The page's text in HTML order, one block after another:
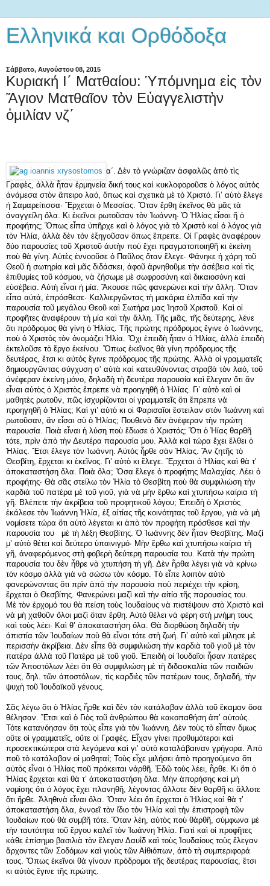
Ελληνικά και Ορθόδοξα
Σάββατο, Αυγούστου 08, 2015
Κυριακή Ι΄ Ματθαίου: Ὑπόμνημα εἰς τὸν
Ἅγιον Ματθαῖον τὸν Εὐαγγελιστὴν
ὁμιλίαν νζ΄
α΄. Δὲν τὸ γνώριζαν ἀσφαλῶς ἀπὸ τὶς
Γραφὲς, ἀλλὰ ἦταν ἑρμηνεία δική τους καὶ κυκλοφοροῦσε ὁ λόγος αὐτὸς
ἀνάμεσα στὸν ἄπειρο λαό, ὅπως καὶ σχετικὰ μὲ τὸ Χριστό. Γι’ αὐτὸ ἔλεγε
ἡ Σαμαρείτισσα· Ἔρχεται ὁ Μεσσίας. Ὅταν ἔρθη ἐκεῖνος θὰ μᾶς τὰ
ἀναγγείλη ὅλα. Κι ἐκεῖνοι ρωτοῦσαν τὸν Ἰωάννη· Ὁ Ἠλίας εἶσαι ἤ ὁ
προφήτης; Ὅπως εἶπα ὑπῆρχε καὶ ὁ λόγος γιὰ τὸ Χριστὸ καὶ ὁ λόγος γιὰ
τὸν Ἠλία, ἀλλὰ δὲν τὸν ἐξηγοῦσαν ὅπως ἔπρεπε. Οἱ Γραφὲς ἀναφέρουν
δύο παρουσίες τοῦ Χριστοῦ ἀυτὴν ποὺ ἔχει πραγματοποιηθῆ κι ἐκείνη
ποὺ θὰ γίνη. Αὐτὲς ἐννοοῦσε ὁ Παῦλος ὅταν ἔλεγε· Φάνηκε ἡ χάρη τοῦ
Θεοῦ ἡ σωτηρία καὶ μᾶς διδάσκει, ἀφοῦ ἀρνηθοῦμε τὴν ἀσέβεια καὶ τὶς
ἐπιθυμίες τοῦ κόσμου, νὰ ζήσωμε μὲ σωφροσύνη καὶ δικαιοσύνη καὶ
εὐσέβεια. Αὐτὴ εἶναι ἡ μία. Ἄκουσε πῶς φανερώνει καὶ τὴν ἄλλη. Ὅταν
εἶπα αὐτά, ἐπρόσθεσε· Καλλιεργῶντας τὴ μακάρια ἐλπίδα καὶ τὴν
παρουσία τοῦ μεγάλου Θεοῦ καὶ Σωτήρα μας Ἰησοῦ Χριστοῦ. Καὶ οἱ
προφῆτες ἀναφέρουν τὴ μία καὶ τὴν ἄλλη. Τῆς μιᾶς, τῆς δεύτερης, λένε
ὅτι πρόδρομος θὰ γίνη ὁ Ἠλίας. Τῆς πρώτης πρόδρομος ἔγινε ὁ Ἰωάννης,
ποὺ ὁ Χριστὸς τὸν ὀνομάζει Ἠλία. Ὄχι ἐπειδὴ ἦταν ὁ Ἠλίας, ἀλλὰ ἐπειδὴ
ἐκτελοῦσε τὸ ἔργο ἐκείνου. Ὅπως ἐκεῖνος θὰ γίνη πρόδρομος τῆς
δευτέρας, ἔτσι κι αὐτὸς ἔγινε πρόδρομος τῆς πρώτης. Ἀλλὰ οἱ γραμματεῖς
δημιουργῶντας σύγχυση σ’ αὐτὰ καὶ κατευθύνοντας στραβὰ τὸν λαό, τοῦ
ἀνέφεραν ἐκείνη μόνο, δηλαδὴ τὴ δευτέρα παρουσία καὶ ἔλεγαν ὅτι ἄν
εἶναι αὐτὸς ὁ Χριστὸς ἔπρεπε νὰ προηγηθῆ ὁ Ἠλίας. Γι’ αὐτὸ καὶ οἱ
μαθητὲς ρωτοῦν, πῶς ἰσχυρίζονται οἱ γραμματεῖς ὅτι ἔπρεπε νὰ
προηγηθῆ ὁ Ἠλίας; Καὶ γι’ αὐτὸ κι οἱ Φαρισαῖοι ἔστειλαν στὸν Ἱωάννη καὶ
ρωτοῦσαν, ἄν εἶσαι σὺ ὁ Ἠλίας; Πουθενὰ δὲν ἀνέφεραν τὴν πρώτη
παρουσία. Ποιὰ εἶναι ἡ λύση ποὺ ἔδωσε ὁ Χριστός; Ὅτι ὁ Ἠίας θαρθῆ
τότε, πρὶν ἀπὸ τὴν Δευτέρα παρουσία μου. Ἀλλὰ καὶ τώρα ἔχει ἔλθει ὁ
Ἠλίας. Ἔτσι ἔλεγε τὸν Ἰωάννη. Αὐτὸς ἦρθε σὰν Ἠλίας. Ἄν ζητῆς τὸ
Θεσβίτη, ἔρχεται κι ἐκεῖνος. Γι’ αὐτὸ κι ἔλεγε. Ἔρχεται ὁ Ἠλίας καὶ θὰ τ’
ἀποκαταστήση ὅλα. Ποιὰ ὅλα; Ὅσα ἔλεγε ὁ προφήτης Μαλαχίας. Λέει ὁ
προφήτης· Θὰ σᾶς στείλω τὸν Ἠλία τὸ Θεσβίτη ποὺ θὰ συμφιλιώση τὴν
καρδιὰ τοῦ πατέρα μὲ τοῦ γιοῦ, γιὰ νὰ μὴν ἔρθω καὶ χτυπήσω καίρια τὴ
γῆ. Βλέπετε τὴν ἀκρίβεια τοῦ προφητικοῦ λόγου; Ἐπειδὴ ὁ Χριστὸς
ἐκάλεσε τὸν Ἰωάννη Ἠλία, ἐξ αἰτίας τῆς κοινότητας τοῦ ἔργου, γιὰ νὰ μὴ
νομίσετε τώρα ὅτι αὐτὸ λέγεται κι ἀπὸ τὸν προφήτη πρόσθεσε καὶ τὴν
παρουσία του μὲ τὴ λέξη Θεσβίτης. Ὁ Ἰωάννης δὲν ἦταν Θεσβίτης. Μαζὶ
μ’ αὐτὸ θέτει καὶ δεύτερο ὑπαινιγμό· Μὴν ἔρθω καὶ χτυπήσω καίρια τὴ
γῆ, ἀναφερόμενος στὴ φοβερὴ δεύτερη παρουσία του. Κατὰ τὴν πρώτη
παρουσία του δὲν ἦθρε νὰ χτυπήση τὴ γῆ. Δὲν ἦρθα λέγει γιὰ νὰ κρίνω
τὸν κόσμο ἀλλὰ γιὰ νὰ σώσω τὸν κόσμο. Τὸ εἶπε λοιπὸν αὐτὸ
φανερώνοντας ὅτι πρὶν ἀπὸ τὴν παρουσία ποὺ περιέχει τὴν κρίση,
ἔρχεται ὁ Θεσβίτης. Φανερώνει μαζὶ καὶ τὴν αἰτία τῆς παρουσίας του.
Μὲ τὸν ἐρχομό του θὰ πείση τοὺς Ἰουδαίους νὰ πιστέψουν στὸ Χριστὸ καὶ
νὰ μὴ χαθοῦν ὅλοι μαζὶ ὅταν ἔρθη. Αὐτὸ θέλει νὰ φέρη στὴ μνήμη τους
καὶ τοὺς λέει· Καὶ θ’ ἀποκαταστήση ὅλα. Θὰ διορθώση δηλαδὴ τὴν
ἀπιστία τῶν Ἰουδαίων ποὺ θὰ εἶναι τότε στὴ ζωή. Γι’ αὐτὸ καὶ μίλησε μὲ
περισσὴν ἀκρίβεια. Δὲν εἶπε θὰ συμφιλιώση τὴν καρδιὰ τοῦ γιοῦ μὲ τὸν
πατέρα ἀλλὰ τοῦ Πατέρα μὲ τοῦ γιοῦ. Ἐπειδὴ οἱ Ἰουδαῖοι ἦσαν πατέρες
τῶν Ἀποστόλων λέει ὅτι θὰ συμφιλιώση μὲ τὴ διδασκαλία τῶν παιδιῶν
τους, δηλ. τῶν ἀποστόλων, τὶς καρδιὲς τῶν πατέρων τους, δηλαδή, τὴν
ψυχὴ τοῦ Ἰουδαϊκοῦ γένους.
Σᾶς λέγω ὅτι ὁ Ἠλίας ἦρθε καὶ δὲν τὸν κατάλαβαν ἀλλὰ τοῦ ἔκαμαν ὅσα
θέλησαν. Ἔτσι καὶ ὁ Γιὸς τοῦ ἀνθρώπου θὰ κακοπαθήση ἀπ’ αὐτούς.
Τότε κατανόησαν ὅτι τοὺς εἶπε γιὰ τὸν Ἰωάννη. Δὲν τοὺς τὸ εἶπαν ὅμως
οὔτε οἱ γραμματεῖς, οὔτε οἱ Γραφές. Εἶχαν γίνει προθυμότεροι καὶ
προσεκτικώτεροι στὰ λεγόμενα καὶ γι’ αὐτὸ καταλάβαιναν γρήγορα. Ἀπὸ
ποῦ τὸ κατάλαβαν οἱ μαθηταί; Τοὺς εἶχε μιλήσει ἀπὸ προηγούμενα ὅτι
αὐτὸς εἶναι ὁ Ἠλίας ποῦ πρόκειται νἀρθῆ. Ἐδῶ τοὺς λέει, ἦρθε. Κι ὅτι ὁ
Ἠλίας ἔρχεται καὶ θὰ τ’ ἀποκαταστήση ὅλα. Μὴν ἀπορήσης καὶ μὴ
νομίσης ὅτι ὁ λόγος ἔχει πλανηθῆ, λέγοντας ἄλλοτε δὲν θαρθῆ κι ἄλλοτε
ὅτι ἤρθε. Ἀληθινὰ εἶναι ὅλα. Ὅταν λέει ὅτι ἔρχεται ὁ Ἠλίας καὶ θὰ τ’
ἀποκαταστήση ὅλα, ἐννοεῖ τὸν ἴδιο τὸν Ἡλία καὶ τὴν ἐπιστροφὴ τῶν
Ἰουδαίων ποὺ θὰ συμβῆ τότε. Ὅταν λέη, αὐτὸς ποὺ θἀρθῆ, σύμφωνα μὲ
τὴν ταυτότητα τοῦ ἔργου καλεῖ τὸν Ἰωάννη Ἠλία. Γιατὶ καὶ οἱ προφῆτες
κάθε ἐπίσημο βασιλιὰ τὸν ἔλεγαν Δαυΐδ καὶ τοὺς Ἰουδαίους τοὺς ἔλεγαν
ἄρχοντες τῶν Σοδόμων καὶ γιοὺς τῶν Αἰθιόπων, ἀπὸ τὴ συμπεριφορά
τους. Ὅπως ἐκεῖνοι θὰ γίνουν πρόδρομοι τῆς δευτέρας παρουσίας, ἔτσι
κι αὐτὸς ἔγινε τῆς πρώτης.